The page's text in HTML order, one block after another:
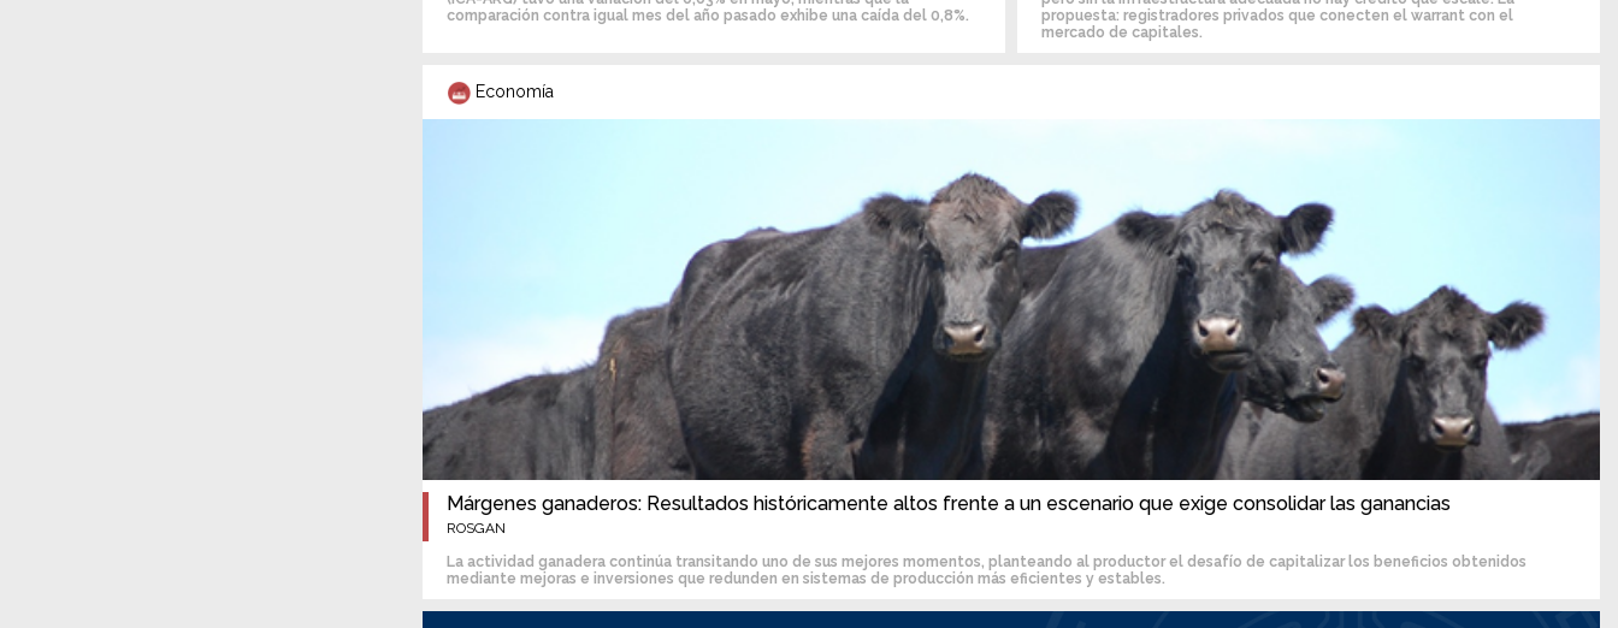
comparación contra igual mes del año pasado exhibe una caída del 0,8%.
propuesta: registradores privados que conecten el warrant con el
mercado de capitales.
Economía
Márgenes ganaderos: Resultados históricamente altos frente a un escenario que exige consolidar las ganancias
ROSGAN
La actividad ganadera continúa transitando uno de sus mejores momentos, planteando al productor el desafío de capitalizar los beneficios obtenidos
mediante mejoras e inversiones que redunden en sistemas de producción más eficientes y estables.